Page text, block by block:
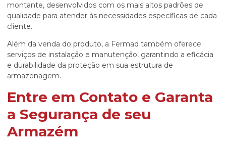
montante, desenvolvidos com os mais altos padrões de
qualidade para atender às necessidades específicas de cada
cliente.
Além da venda do produto, a Fermad também oferece
serviços de instalação e manutenção, garantindo a eficácia
e durabilidade da proteção em sua estrutura de
armazenagem.
Entre em Contato e Garanta
a Segurança de seu
Armazém